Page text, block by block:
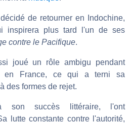
de retourner en Indochine,
inspirera plus tard l'un de ses
contre le Pacifique.
joué un rôle ambigu pendant
en France, ce qui a terni sa
des formes de rejet.
son succès littéraire, l'ont
lutte constante contre l'autorité,